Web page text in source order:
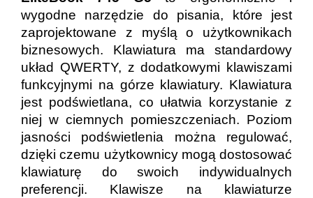
wygodne narzędzie do pisania, które jest
zaprojektowane z myślą o użytkownikach
biznesowych. Klawiatura ma standardowy
układ QWERTY, z dodatkowymi klawiszami
funkcyjnymi na górze klawiatury. Klawiatura
jest podświetlana, co ułatwia korzystanie z
niej w ciemnych pomieszczeniach. Poziom
jasności podświetlenia można regulować,
dzięki czemu użytkownicy mogą dostosować
klawiaturę do swoich indywidualnych
preferencji. Klawisze na klawiaturze